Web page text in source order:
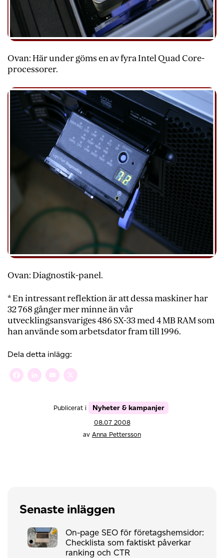
Ovan: Här under göms en av fyra Intel Quad Core-
processorer.
Ovan: Diagnostik-panel.
* En intressant reflektion är att dessa maskiner har
32 768 gånger mer minne än vår
utvecklingsansvariges 486 SX-33 med 4 MB RAM som
han använde som arbetsdator fram till 1996.
Dela detta inlägg:
Facebook
LinkedIn
Email
Publicerat i Nyheter & kampanjer
08.07 2008
av Anna Pettersson
Senaste inläggen
On-page SEO för företagshemsidor:
Checklista som faktiskt påverkar
ranking och CTR